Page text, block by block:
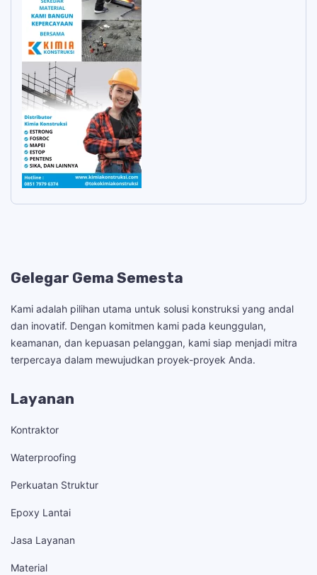
Gelegar Gema Semesta
Kami adalah pilihan utama untuk solusi konstruksi yang andal
dan inovatif. Dengan komitmen kami pada keunggulan,
keamanan, dan kepuasan pelanggan, kami siap menjadi mitra
terpercaya dalam mewujudkan proyek-proyek Anda.
Layanan
Kontraktor
Waterproofing
Perkuatan Struktur
Epoxy Lantai
Jasa Layanan
Material